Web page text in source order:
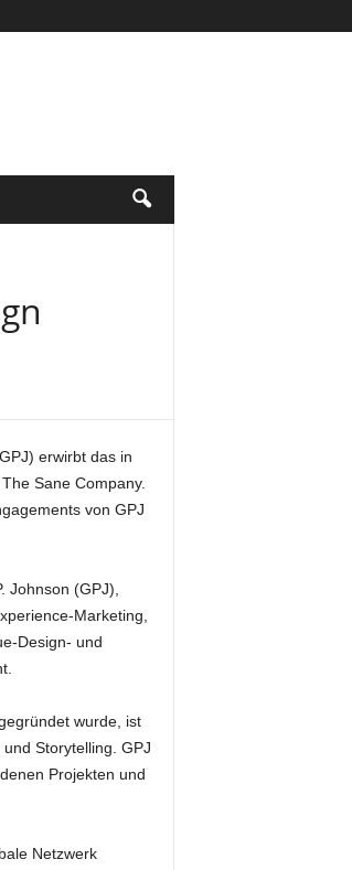
erwirbt das in
Sane Company.
von GPJ
Johnson (GPJ),
Marketing,
Design- und
wurde, ist
Storytelling. GPJ
Projekten und
Netzwerk